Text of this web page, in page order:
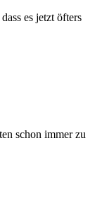
es jetzt öfters
schon immer zu